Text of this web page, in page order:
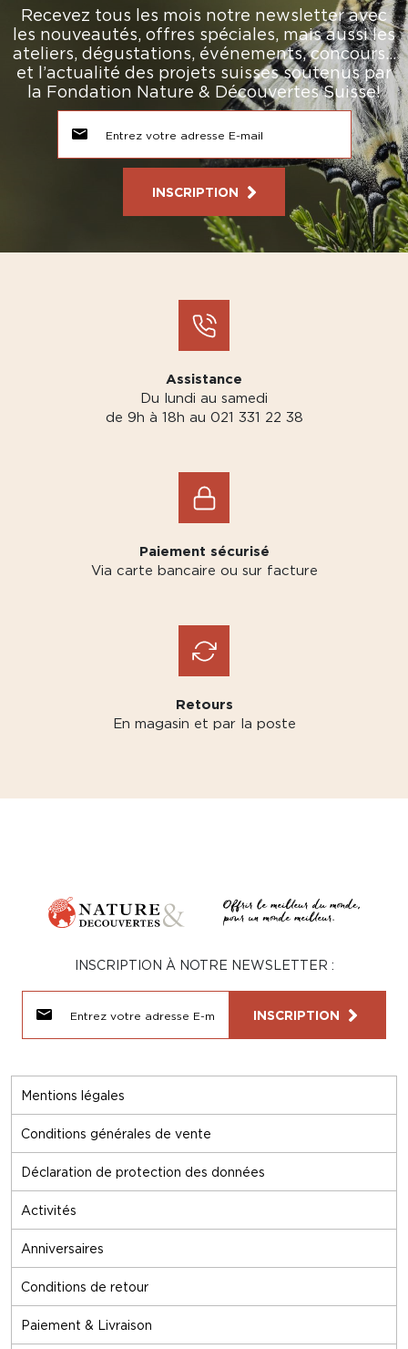
Recevez tous les mois notre newsletter avec
les nouveautés, offres spéciales, mais aussi les
ateliers, dégustations, événements, concours…
et l’actualité des projets suisses soutenus par
la Fondation Nature & Découvertes Suisse!
INSCRIPTION
Assistance
Du lundi au samedi
de 9h à 18h au 021 331 22 38
Paiement sécurisé
Via carte bancaire ou sur facture
Retours
En magasin et par la poste
Mentions légales
Conditions générales de vente
Déclaration de protection des données
Activités
Anniversaires
Conditions de retour
Paiement & Livraison
INSCRIPTION À NOTRE NEWSLETTER :
INSCRIPTION